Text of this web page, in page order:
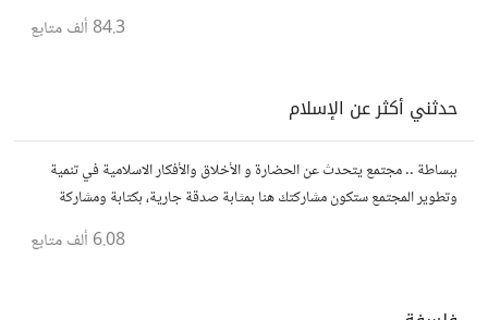
84.3 ألف متابع
حدثني أكثر عن الإسلام
ببساطة .. مجتمع يتحدث عن الحضارة و الأخلاق والأفكار الاسلامية في تنمية
وتطوير المجتمع ستكون مشاركتك هنا بمثابة صدقة جارية، بكتابة ومشاركة
6.08 ألف متابع